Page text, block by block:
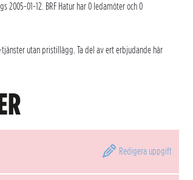
2005-01-12. BRF Hatur har 0 ledamöter och 0
utan pristillägg. Ta del av ert erbjudande här
Redigera uppgift